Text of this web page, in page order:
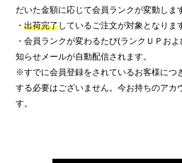
だいた金額に応じて会員ランクが変動しま
・出荷完了しているご注文が対象となりま
・会員ランクが変わるたび(ランクＵＰお
知らせメールが自動配信されます。
※すでに会員登録をされているお客様につ
する必要はございません。今お持ちのアカ
す。